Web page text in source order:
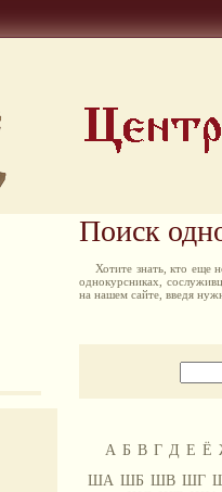
Поиск
Хотите знать, кто еще
однокурсниках,
на нашем сайте, введя
А Б В Г Д Е Ё
ША ШБ ШВ ШГ